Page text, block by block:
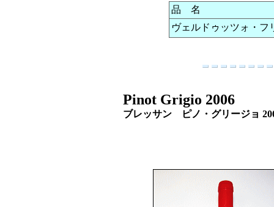
品 名
ヴェルドゥッツォ・フ
Pinot Grigio 2006
ブレッサン ピノ・グリー